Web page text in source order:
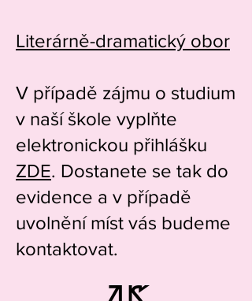
Literárně-dramatický obor
V případě zájmu o studium
v naší škole vyplňte
elektronickou přihlášku
ZDE. Dostanete se tak do
evidence a v případě
uvolnění míst vás budeme
kontaktovat.